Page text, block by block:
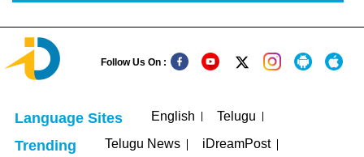
Follow Us On :
Language Sites English Telugu
Trending Telugu News iDreamPost